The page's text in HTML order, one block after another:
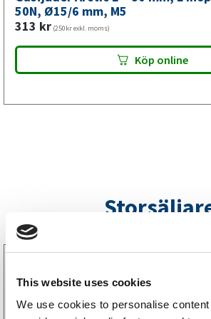
This website uses cookies
We use cookies to personalise
mm,
M5
mängd
50N, Ø15/6 mm, M5
313 kr (250kr exkl. moms)
Köp online
LGF Skylt Självhäftande